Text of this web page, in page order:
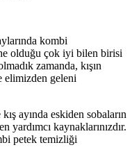
kombi
olduğu çok iyi bilen birisi
zamanda, kışın
elimizden geleni
ayında eskiden sobaların
kaynaklarınızdır.
petek temizliği